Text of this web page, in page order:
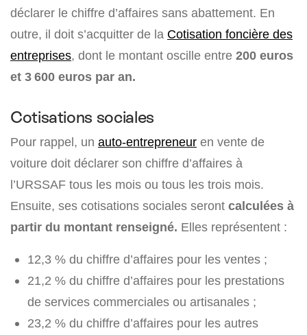
déclarer le chiffre d’affaires sans abattement. En
outre, il doit s’acquitter de la Cotisation foncière des
entreprises, dont le montant oscille entre 200 euros
et 3 600 euros par an.
Cotisations sociales
Pour rappel, un auto-entrepreneur en vente de
voiture doit déclarer son chiffre d’affaires à
l’URSSAF tous les mois ou tous les trois mois.
Ensuite, ses cotisations sociales seront calculées à
partir du montant renseigné. Elles représentent :
12,3 % du chiffre d’affaires pour les ventes ;
21,2 % du chiffre d’affaires pour les prestations
de services commerciales ou artisanales ;
23,2 % du chiffre d’affaires pour les autres